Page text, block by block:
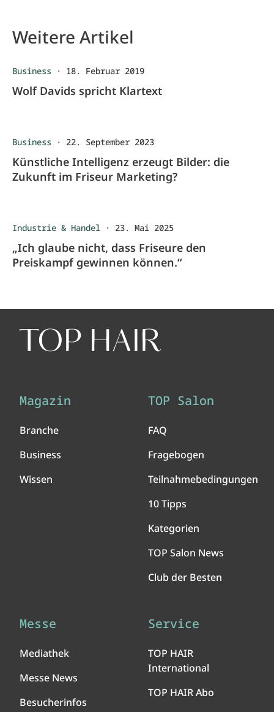
Weitere Artikel
Business · 18. Februar 2019
Wolf Davids spricht Klartext
Business · 22. September 2023
Künstliche Intelligenz erzeugt Bilder: die
Zukunft im Friseur Marketing?
Industrie & Handel · 23. Mai 2025
„Ich glaube nicht, dass Friseure den
Preiskampf gewinnen können.“
Magazin
Branche
Business
Wissen
TOP Salon
FAQ
Fragebogen
Teilnahmebedingungen
10 Tipps
Kategorien
TOP Salon News
Club der Besten
Messe
Mediathek
Messe News
Besucherinfos
Service
TOP HAIR
International
TOP HAIR Abo